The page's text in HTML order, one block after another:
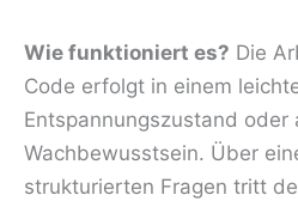
Wie funktioniert es? Die
Code erfolgt in einem
Entspannungszustand oder
Wachbewusstsein. Über
strukturierten Fragen tritt